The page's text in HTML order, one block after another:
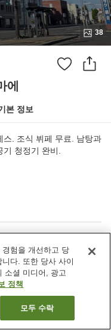
38
에
본 정보
스. 조식 뷔페 무료. 남탕과
청정기 완비.
랑
험을 개선하고 당
다. 또한 당사 사이
소셜 미디어, 광고
정책
모두 수락